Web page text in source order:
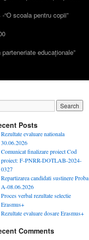
“O scoala pentru copii”
educaționale”
Posts
Rezultate evaluare nationala
30.06.2026
Comunicat finalizare proiect Cod
proiect: F-PNRR-DOTLAB-2024-
0327
Repartizarea candidati sustinere Proba
A-08.06.2026
Proces verbal rezultate selectie
Erasmus+
Rezultate evaluare dosare Erasmus+
Comments